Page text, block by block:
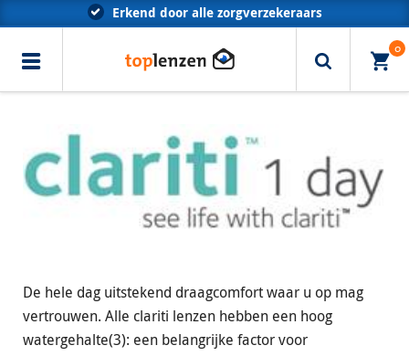
*voor 23.59 besteld, morgen in huis (Trunkrs)
Erkend door alle zorgverzekeraars
0
De hele dag uitstekend draagcomfort waar u op mag
vertrouwen. Alle clariti lenzen hebben een hoog
watergehalte(3): een belangrijke factor voor